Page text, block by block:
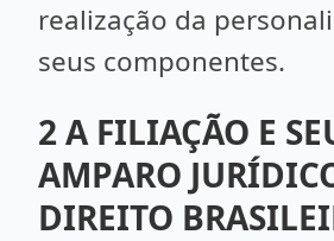
realização da
seus componentes.
2 A FILIAÇÃO E
AMPARO
DIREITO